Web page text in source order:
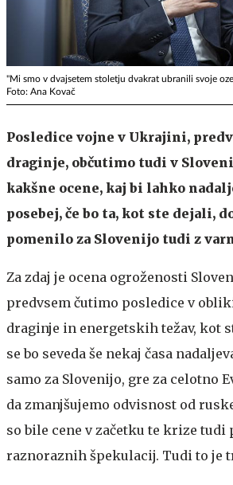
"Mi smo v dvajsetem stoletju dvakrat ubranili svoje
Foto: Ana Kovač
Posledice vojne v Ukrajini,
draginje, občutimo tudi v
kakšne ocene, kaj bi lahko
posebej, če bo ta, kot ste dejali,
pomenilo za Slovenijo tudi z
Za zdaj je ocena ogroženosti
predvsem čutimo posledice v
draginje in energetskih težav, kot
se bo seveda še nekaj časa
samo za Slovenijo, gre za celotno
da zmanjšujemo odvisnost od
so bile cene v začetku te krize tudi
raznoraznih špekulacij. Tudi to je